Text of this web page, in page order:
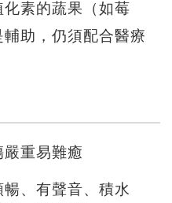
素的蔬果（如莓
助，仍須配合醫療
重易難癒
、有聲音、積水